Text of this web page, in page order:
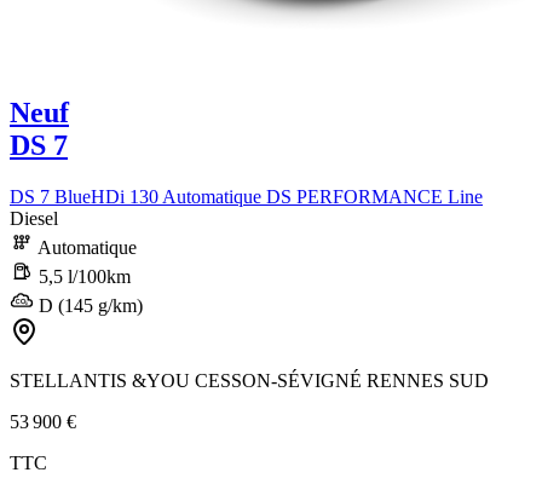
Neuf
DS 7
DS 7 BlueHDi 130 Automatique DS PERFORMANCE Line
Diesel
Automatique
5,5 l/100km
D (145 g/km)
STELLANTIS &YOU CESSON-SÉVIGNÉ RENNES SUD
53 900 €
TTC